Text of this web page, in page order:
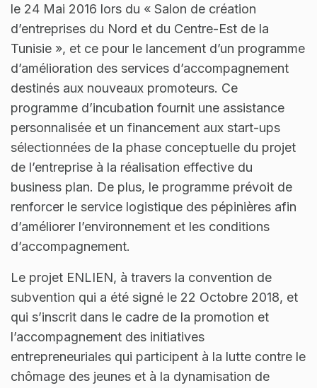
le 24 Mai 2016 lors du « Salon de création
d’entreprises du Nord et du Centre-Est de la
Tunisie », et ce pour le lancement d’un programme
d’amélioration des services d’accompagnement
destinés aux nouveaux promoteurs. Ce
programme d’incubation fournit une assistance
personnalisée et un financement aux start-ups
sélectionnées de la phase conceptuelle du projet
de l’entreprise à la réalisation effective du
business plan. De plus, le programme prévoit de
renforcer le service logistique des pépinières afin
d’améliorer l’environnement et les conditions
d’accompagnement.
Le projet ENLIEN, à travers la convention de
subvention qui a été signé le 22 Octobre 2018, et
qui s’inscrit dans le cadre de la promotion et
l’accompagnement des initiatives
entrepreneuriales qui participent à la lutte contre le
chômage des jeunes et à la dynamisation de